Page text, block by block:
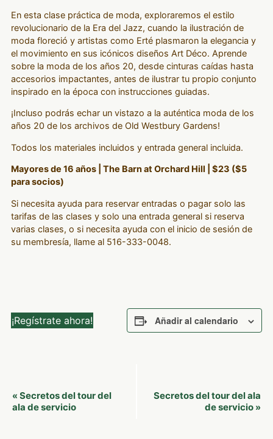
En esta clase práctica de moda, exploraremos el estilo
revolucionario de la Era del Jazz, cuando la ilustración de
moda floreció y artistas como Erté plasmaron la elegancia y
el movimiento en sus icónicos diseños Art Déco. Aprende
sobre la moda de los años 20, desde cinturas caídas hasta
accesorios impactantes, antes de ilustrar tu propio conjunto
inspirado en la época con instrucciones guiadas.
¡Incluso podrás echar un vistazo a la auténtica moda de los
años 20 de los archivos de Old Westbury Gardens!
Todos los materiales incluidos y entrada general incluida.
Mayores de 16 años | The Barn at Orchard Hill | $23 ($5
para socios)
Si necesita ayuda para reservar entradas o pagar solo las
tarifas de las clases y solo una entrada general si reserva
varias clases, o si necesita ayuda con el inicio de sesión de
su membresía, llame al 516-333-0048.
¡Regístrate ahora! Añadir al calendario
Navegación
del
« Secretos del tour del
ala de servicio
Secretos del tour del ala
de servicio »